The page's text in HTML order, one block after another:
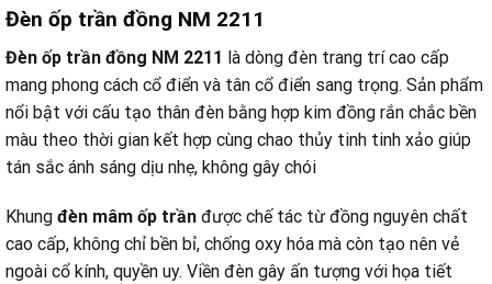
Đèn ốp trần đồng NM 2211
Đèn ốp trần đồng NM 2211 là dòng đèn trang trí cao cấp
mang phong cách cổ điển và tân cổ điển sang trọng. Sản phẩm
nổi bật với cấu tạo thân đèn bằng hợp kim đồng rắn chắc bền
màu theo thời gian kết hợp cùng chao thủy tinh tinh xảo giúp
tán sắc ánh sáng dịu nhẹ, không gây chói
Khung đèn mâm ốp trần được chế tác từ đồng nguyên chất
cao cấp, không chỉ bền bỉ, chống oxy hóa mà còn tạo nên vẻ
ngoài cổ kính, quyền uy. Viền đèn gây ấn tượng với họa tiết